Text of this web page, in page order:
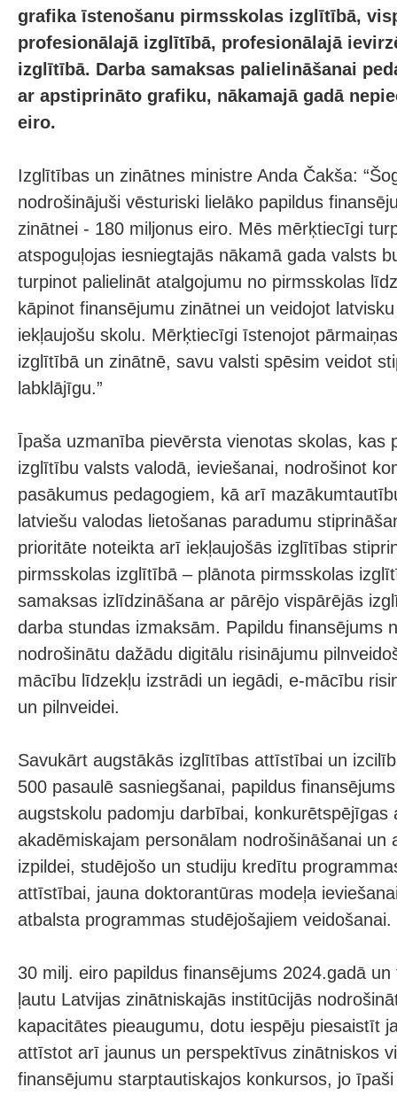
grafika īstenošanu pirmsskolas izglītībā,
profesionālajā izglītībā, profesionālajā
izglītībā. Darba samaksas palielināšanai
ar apstiprināto grafiku, nākamajā gadā
eiro.
Izglītības un zinātnes ministre Anda Čakša:
nodrošinājuši vēsturiski lielāko papildus
zinātnei - 180 miljonus eiro. Mēs mērķtiecīgi
atspoguļojas iesniegtajās nākamā gada valsts
turpinot palielināt atalgojumu no pirmsskolas
kāpinot finansējumu zinātnei un veidojot
iekļaujošu skolu. Mērķtiecīgi īstenojot
izglītībā un zinātnē, savu valsti spēsim veidot
labklājīgu.”
Īpaša uzmanība pievērsta vienotas skolas, kas
izglītību valsts valodā, ieviešanai, nodrošinot
pasākumus pedagogiem, kā arī
latviešu valodas lietošanas paradumu
prioritāte noteikta arī iekļaujošās izglītības
pirmsskolas izglītībā – plānota pirmsskolas
samaksas izlīdzināšana ar pārējo vispārējās
darba stundas izmaksām. Papildu finansējums
nodrošinātu dažādu digitālu risinājumu
mācību līdzekļu izstrādi un iegādi, e-mācību
un pilnveidei.
Savukārt augstākās izglītības attīstībai un
500 pasaulē sasniegšanai, papildus
augstskolu padomju darbībai, konkurētspējīgas
akadēmiskajam personālam nodrošināšanai un
izpildei, studējošo un studiju kredītu
attīstībai, jauna doktorantūras modeļa
atbalsta programmas studējošajiem veidošanai.
30 milj. eiro papildus finansējums 2024.gadā
ļautu Latvijas zinātniskajās institūcijās
kapacitātes pieaugumu, dotu iespēju piesaistīt
attīstot arī jaunus un perspektīvus zinātniskos
finansējumu starptautiskajos konkursos, jo